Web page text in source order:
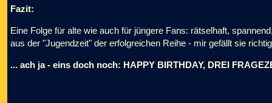
Fazit:
Eine Folge für alte wie auch für jüngere Fans: rätselhaft,
aus der "Jugendzeit" der erfolgreichen Reihe - mir gefällt sie
... ach ja - eins doch noch: HAPPY BIRTHDAY, DREI